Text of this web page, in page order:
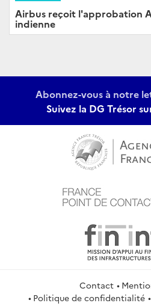
Airbus reçoit l'approbation
indienne
Abonnez-vous à notre
Suivez la DG Trésor
Contact
Politique de confidentialité